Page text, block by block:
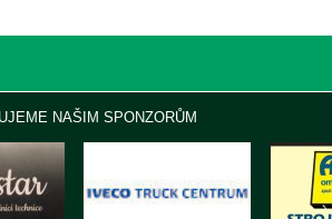
NAŠIM SPONZORŮM